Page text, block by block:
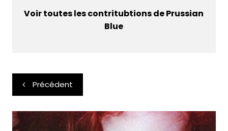
Voir toutes les contritubtions de Prussian
Blue
Navigation
de
l’article
Précédent